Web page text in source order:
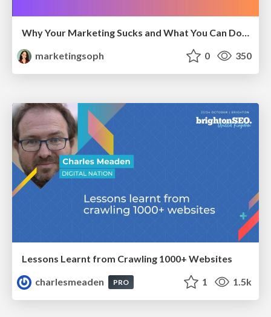
Why Your Marketing Sucks and What You Can Do About It - Sophie Logan
marketingsoph
0 350
Lessons Learnt from Crawling 1000+ Websites
charlesmeaden
PRO 1 1.5k